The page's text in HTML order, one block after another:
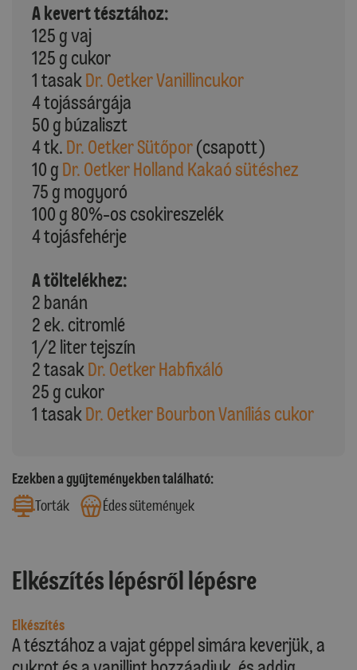
A kevert tésztához:
125 g vaj
125 g cukor
1 tasak Dr. Oetker Vanillincukor
4 tojássárgája
50 g búzaliszt
4 tk. Dr. Oetker Sütőpor(csapott)
10 g Dr. Oetker Holland Kakaó sütéshez
75 g mogyoró
100 g 80%-os csokireszelék
4 tojásfehérje
A töltelékhez:
2 banán
2 ek. citromlé
1/2 liter tejszín
2 tasak Dr. Oetker Habfixáló
25 g cukor
1 tasak Dr. Oetker Bourbon Vaníliás cukor
Ezekben a gyűjteményekben található:
Torták
Édes sütemények
Elkészítés lépésről lépésre
Elkészítés
A tésztához a vajat géppel simára keverjük, a